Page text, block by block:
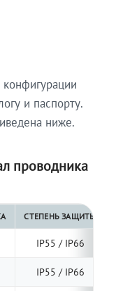
и паспорту.
ниже.
проводника
СТЕПЕНЬ ЗАЩИТЫ
IP55 / IP66
IP55 / IP66